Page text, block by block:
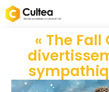
« The Fall